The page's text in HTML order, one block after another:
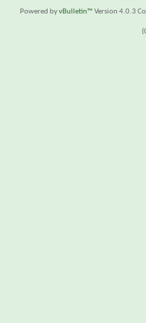
Powered byvBulletin™ Version 4.0.3